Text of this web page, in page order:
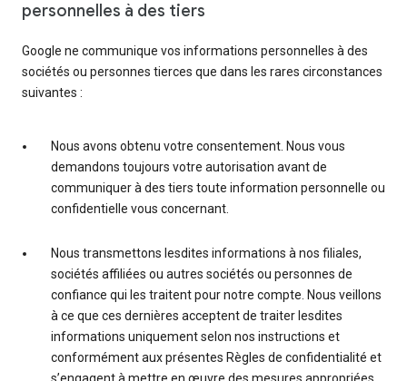
personnelles à des tiers
Google ne communique vos informations personnelles à des
sociétés ou personnes tierces que dans les rares circonstances
suivantes :
Nous avons obtenu votre consentement. Nous vous
demandons toujours votre autorisation avant de
communiquer à des tiers toute information personnelle ou
confidentielle vous concernant.
Nous transmettons lesdites informations à nos filiales,
sociétés affiliées ou autres sociétés ou personnes de
confiance qui les traitent pour notre compte. Nous veillons
à ce que ces dernières acceptent de traiter lesdites
informations uniquement selon nos instructions et
conformément aux présentes Règles de confidentialité et